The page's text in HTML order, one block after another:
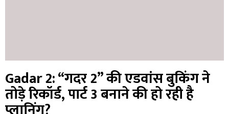
Gadar 2: “गदर 2” की एडवांस बुकिंग ने
तोड़े रिकॉर्ड, पार्ट 3 बनाने की हो रही है